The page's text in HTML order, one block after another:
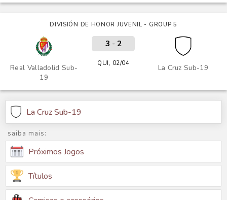
DIVISIÓN DE HONOR JUVENIL - GROUP 5
Real Valladolid Sub-
19
La Cruz Sub-19
3 - 2
QUI, 02/04
La Cruz Sub-19
saiba mais:
Próximos Jogos
Títulos